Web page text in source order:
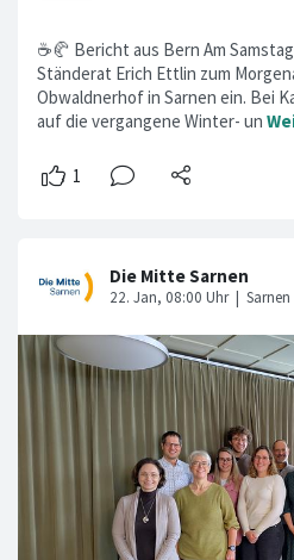
☕🥐 Bericht aus Bern Am
Ständerat Erich Ettlin zum
Obwaldnerhof in Sarnen ein. Bei
auf die vergangene Winter- un